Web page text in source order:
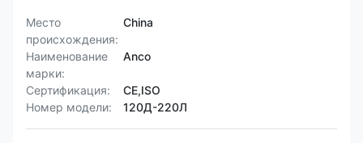
Место
происхождения:
China
Наименование
марки:
Anco
Сертификация:
CE,ISO
Номер модели:
120Д-220Л